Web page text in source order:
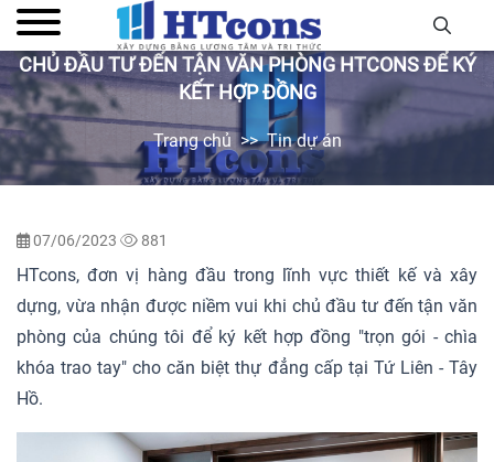
CHỦ ĐẦU TƯ ĐẾN TẬN VĂN PHÒNG HTCONS ĐỂ KÝ
KẾT HỢP ĐỒNG
Trang chủ Tin dự án
07/06/2023 881
HTcons, đơn vị hàng đầu trong lĩnh vực thiết kế và xây
dựng, vừa nhận được niềm vui khi chủ đầu tư đến tận văn
phòng của chúng tôi để ký kết hợp đồng "trọn gói - chìa
khóa trao tay" cho căn biệt thự đẳng cấp tại Tứ Liên - Tây
Hồ.